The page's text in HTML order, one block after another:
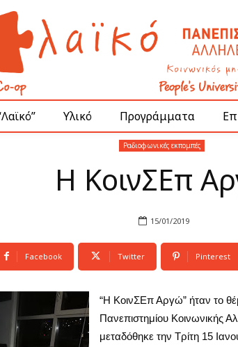
Υλικό Προγράμματα
Ραδιοφωνικές εκπομπές
Η ΚοινΣΕπ
15/01/2019
Facebook Twitter Pinterest
“Η ΚοινΣΕπ Αργώ” ήταν το
Πανεπιστημίου Κοινωνικής
μεταδόθηκε την Τρίτη 15